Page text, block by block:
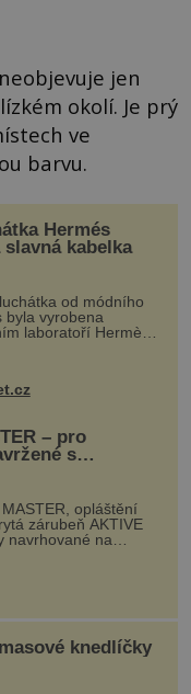
jen
okolí. Je prý
ve
barvu.
Hermés
kabelka
od módního
byla vyrobena
laboratoří Hermès
– pro
s
opláštění
zárubeň AKTIVE
navrhované na
atypické
ale i
knedlíčky